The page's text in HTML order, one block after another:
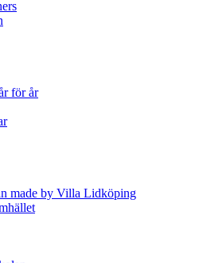
för år
made by Villa Lidköping